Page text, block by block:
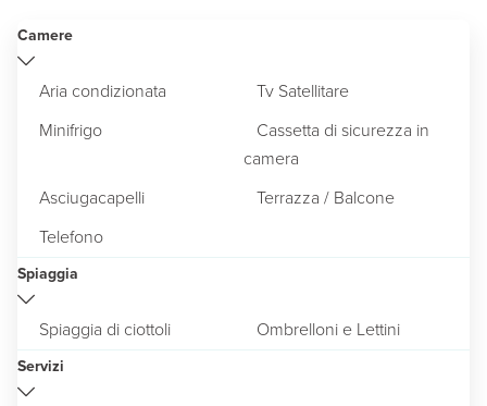
Camere
Aria condizionata
Tv Satellitare
Minifrigo
Cassetta di sicurezza in
camera
Asciugacapelli
Terrazza / Balcone
Telefono
Spiaggia
Spiaggia di ciottoli Ombrelloni e Lettini
Servizi